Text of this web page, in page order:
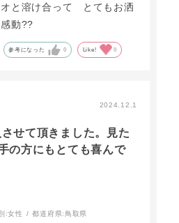
と溶け合って とてもお洒
動??
参考になった 0 Like! 0
2024.12.1
せて頂きました。見た
の方にもとても喜んで
:女性 都道府県: 鳥取県